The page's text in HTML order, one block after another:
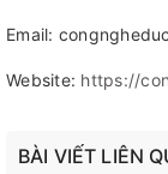
Email:
Website: https://
BÀI VIẾT LIÊN